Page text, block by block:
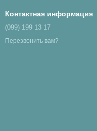
Контактная информация
(099) 199 13 17
Перезвонить вам?